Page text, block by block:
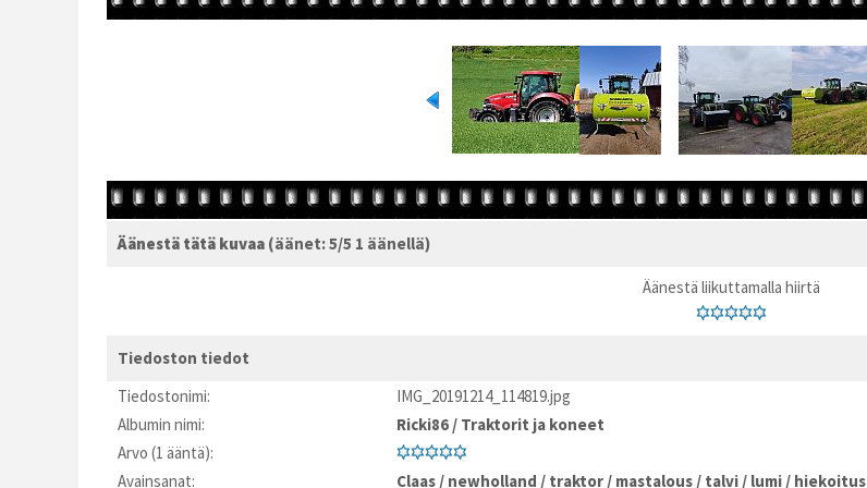
Äänestä tätä kuvaa (äänet: 5/5 1 äänellä)
Äänestä liikuttamalla hiirtä
Tiedoston tiedot
Tiedostonimi:
IMG_20191214_114819.jpg
Albumin nimi:
Ricki86 / Traktorit ja koneet
Arvo (1 ääntä):
Avainsanat:
Claas / newholland / traktor / mastalous / talvi / lumi / hiekoitus